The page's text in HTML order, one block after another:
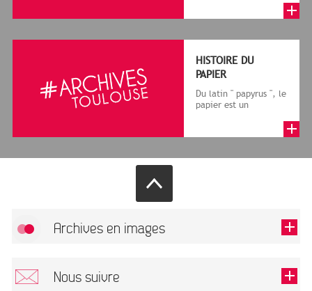
le cadre de la f...
HISTOIRE DU
PAPIER
Du latin " papyrus ", le
papier est un
végétales réduite...
Archives en images
Nous suivre